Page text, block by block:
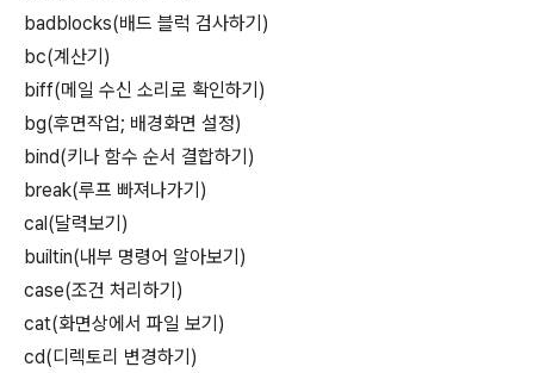
badblocks(배드 블럭 검사하기)
bc(계산기)
biff(메일 수신 소리로 확인하기)
bg(후면작업; 배경화면 설정)
bind(키나 함수 순서 결합하기)
break(루프 빠져나가기)
cal(달력보기)
builtin(내부 명령어 알아보기)
case(조건 처리하기)
cat(화면상에서 파일 보기)
cd(디렉토리 변경하기)